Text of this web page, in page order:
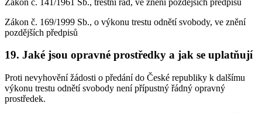
Zákon č. 169/1999 Sb., o výkonu trestu odnětí svobody, ve znění
pozdějších předpisů
19. Jaké jsou opravné prostředky a jak se uplatňují
Proti nevyhovění žádosti o předání do České republiky k dalšímu
výkonu trestu odnětí svobody není přípustný řádný opravný
prostředek.